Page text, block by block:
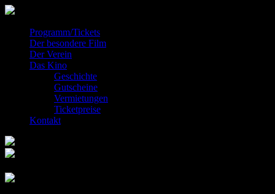
Programm/Tickets
Der besondere Film
Der Verein
Das Kino
Geschichte
Gutscheine
Vermietungen
Ticketpreise
Kontakt